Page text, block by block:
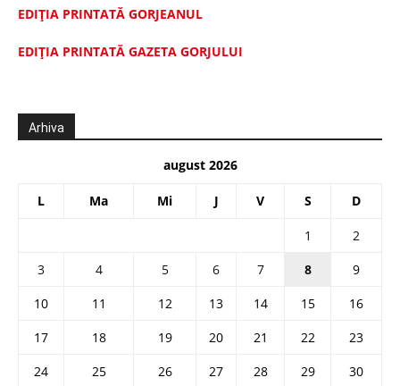
EDIȚIA PRINTATĂ GORJEANUL
EDIŢIA PRINTATĂ GAZETA GORJULUI
Arhiva
august 2026
L Ma Mi J V S D
1
2
3
4 5 6 7 8
9
10
11 12 13 14 15
16
17
18 19 20 21 22
23
24
25 26 27 28 29 30